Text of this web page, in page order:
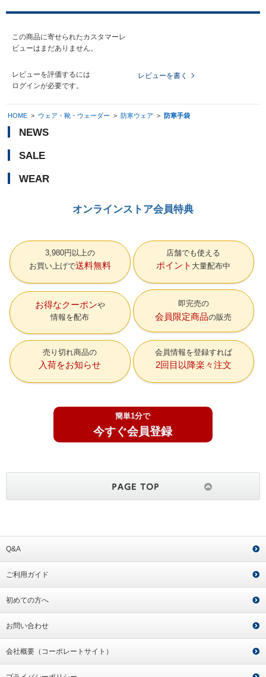
この商品に寄せられたカスタマーレ
ビューはまだありません。
レビューを評価するには
ログインが必要です。
レビューを書く
HOME > ウェア・靴・ウェーダー > 防寒ウェア > 防寒手袋
NEWS
SALE
WEAR
オンラインストア会員特典
3,980円以上の
お買い上げで送料無料
店舗でも使える
ポイント 大量配布中
お得なクーポン
情報を配布
即完売の
会員限定商品の販売
売り切れ商品の
入荷をお知らせ
会員情報を登録すれば
2回目以降楽々注文
簡単1分で
今すぐ会員登録
Q&A
ご利用ガイド
初めての方へ
お問い合わせ
会社概要（コーポレートサイト）